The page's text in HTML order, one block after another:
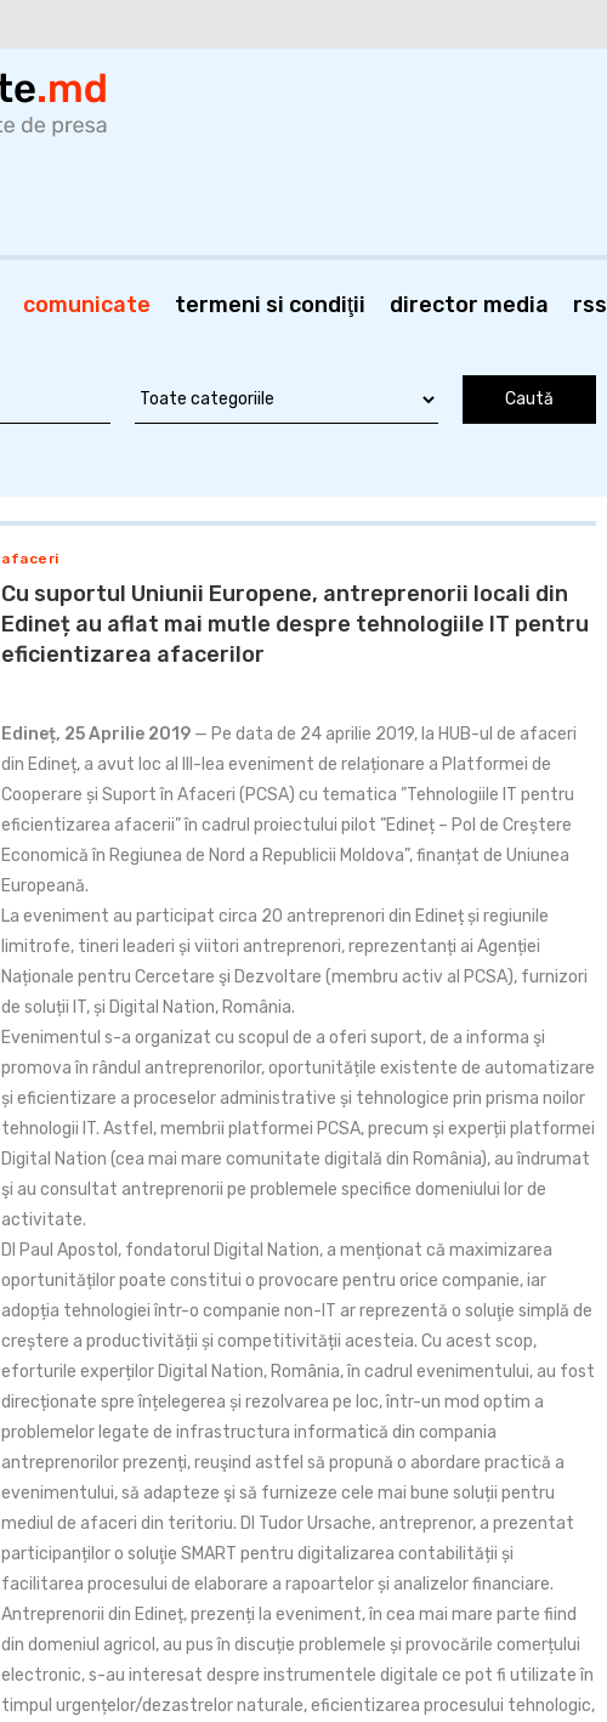
comunicate termeni si condiţii director media rss
afaceri
Cu suportul Uniunii Europene, antreprenorii locali din
Edineț au aflat mai mutle despre tehnologiile IT pentru
eficientizarea afacerilor
Edineț, 25 Aprilie 2019 — Pe data de 24 aprilie 2019, la HUB-ul de afaceri
din Edineț, a avut loc al III-lea eveniment de relaționare a Platformei de
Cooperare și Suport în Afaceri (PCSA) cu tematica ”Tehnologiile IT pentru
eficientizarea afacerii” în cadrul proiectului pilot ”Edineț – Pol de Creștere
Economică în Regiunea de Nord a Republicii Moldova”, finanțat de Uniunea
Europeană.
La eveniment au participat circa 20 antreprenori din Edineț și regiunile
limitrofe, tineri leaderi și viitori antreprenori, reprezentanți ai Agenției
Naționale pentru Cercetare şi Dezvoltare (membru activ al PCSA), furnizori
de soluții IT, și Digital Nation, România.
Evenimentul s-a organizat cu scopul de a oferi suport, de a informa şi
promova în rândul antreprenorilor, oportunitățile existente de automatizare
și eficientizare a proceselor administrative și tehnologice prin prisma noilor
tehnologii IT. Astfel, membrii platformei PCSA, precum și experții platformei
Digital Nation (cea mai mare comunitate digitală din România), au îndrumat
şi au consultat antreprenorii pe problemele specifice domeniului lor de
activitate.
Dl Paul Apostol, fondatorul Digital Nation, a menționat că maximizarea
oportunităților poate constitui o provocare pentru orice companie, iar
adopția tehnologiei într-o companie non-IT ar reprezentă o soluţie simplă de
creștere a productivității și competitivității acesteia. Cu acest scop,
eforturile experților Digital Nation, România, în cadrul evenimentului, au fost
direcționate spre înțelegerea și rezolvarea pe loc, într-un mod optim a
problemelor legate de infrastructura informatică din compania
antreprenorilor prezenți, reuşind astfel să propună o abordare practică a
evenimentului, să adapteze şi să furnizeze cele mai bune soluții pentru
mediul de afaceri din teritoriu. Dl Tudor Ursache, antreprenor, a prezentat
participanților o soluţie SMART pentru digitalizarea contabilității și
facilitarea procesului de elaborare a rapoartelor și analizelor financiare.
Antreprenorii din Edineț, prezenți la eveniment, în cea mai mare parte fiind
din domeniul agricol, au pus în discuție problemele și provocările comerțului
electronic, s-au interesat despre instrumentele digitale ce pot fi utilizate în
timpul urgențelor/dezastrelor naturale, eficientizarea procesului tehnologic,